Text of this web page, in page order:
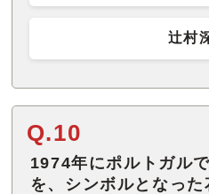
辻村
Q.10
1974年にポルトガル
を、シンボルとなった